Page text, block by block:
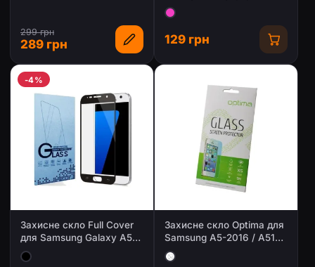
299 грн
289 грн
крольчихи Джуді Гопс
129 грн
-4%
Захисне скло Full Cover
для Samsung Galaxy A5-
2016 (A510)
Захисне скло Optima для
Samsung A5-2016 / A5100
/ A510F